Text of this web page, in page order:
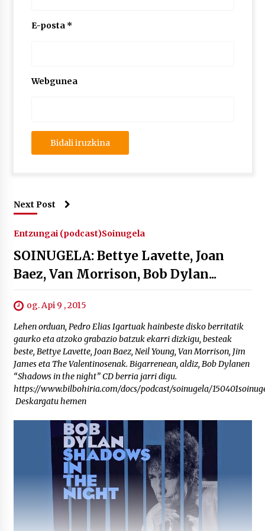
E-posta *
Webgunea
Next Post
Entzungai (podcast)Soinugela
SOINUGELA: Bettye Lavette, Joan
Baez, Van Morrison, Bob Dylan...
og. Api 9 , 2015
Lehen orduan, Pedro Elias Igartuak hainbeste disko berritatik
gaurko eta atzoko grabazio batzuk ekarri dizkigu, besteak
beste, Bettye Lavette, Joan Baez, Neil Young, Van Morrison, Jim
James eta The Valentinosenak. Bigarrenean, aldiz, Bob Dylanen
“Shadows in the night” CD berria jarri digu.
https://www.bilbohiria.com/docs/podcast/soinugela/
Deskargatu hemen